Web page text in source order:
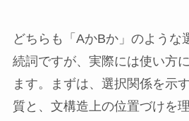
どちらも「AかBか」のような
続詞ですが、実際には使い方
ます。まずは、選択関係を示
質と、文構造上の位置づけを